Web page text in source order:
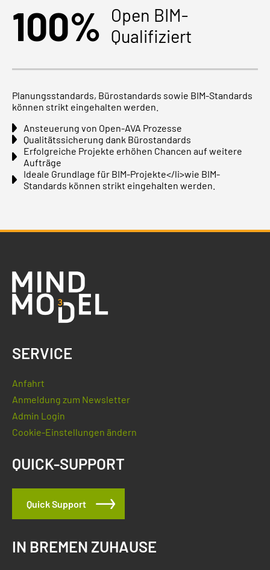
100% Open BIM-
Qualifiziert
Planungsstandards, Bürostandards sowie BIM-Standards
können strikt eingehalten werden.
Ansteuerung von Open-AVA Prozesse
Qualitätssicherung dank Bürostandards
Erfolgreiche Projekte erhöhen Chancen auf weitere
Aufträge
Ideale Grundlage für BIM-Projekte</li>wie BIM-
Standards können strikt eingehalten werden.
SERVICE
Anfahrt
Anmeldung zum Newsletter
Admin Login
Cookie-Einstellungen ändern
QUICK-SUPPORT
Quick Support
IN BREMEN ZUHAUSE